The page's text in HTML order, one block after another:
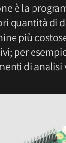
è la
quantità di
più
per
di